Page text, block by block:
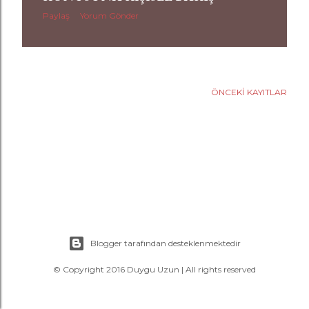
Paylaş Yorum Gönder
ÖNCEKI KAYITLAR
Blogger tarafından desteklenmektedir
© Copyright 2016 Duygu Uzun | All rights reserved